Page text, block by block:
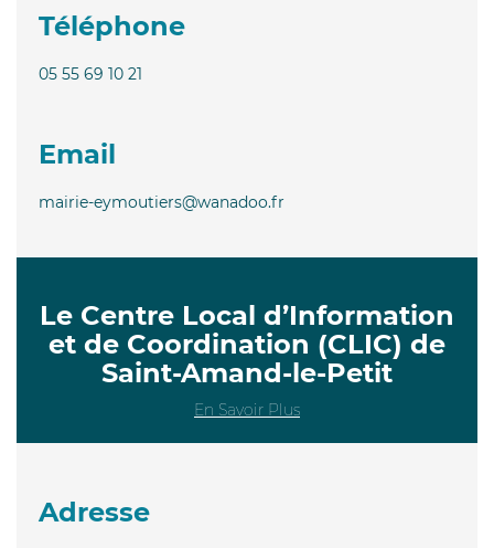
Téléphone
05 55 69 10 21
Email
mairie-eymoutiers@wanadoo.fr
Le Centre Local d’Information
et de Coordination (CLIC) de
Saint-Amand-le-Petit
En Savoir Plus
Adresse